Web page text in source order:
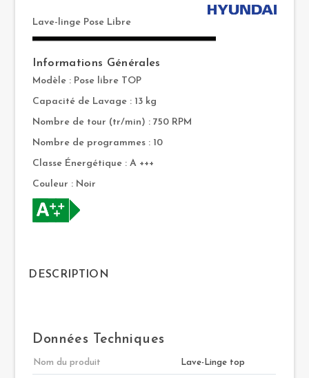
Lave-linge Pose Libre
Informations Générales
Modèle : Pose libre TOP
Capacité de Lavage : 13 kg
Nombre de tour (tr/min) : 750 RPM
Nombre de programmes : 10
Classe Énergétique : A +++
Couleur : Noir
DESCRIPTION
Données Techniques
Nom du produit Lave-Linge top